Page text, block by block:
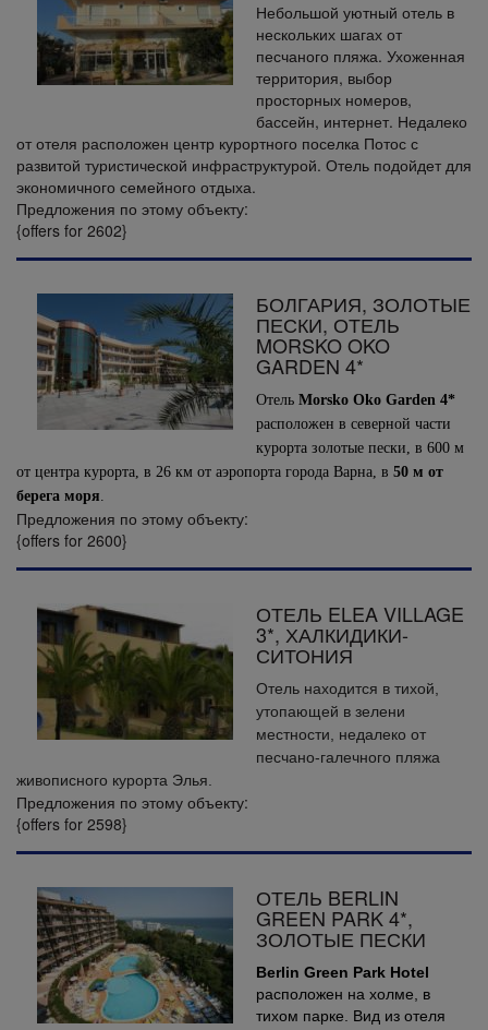
Небольшой уютный отель в
нескольких шагах от
песчаного пляжа. Ухоженная
территория, выбор
просторных номеров,
бассейн, интернет. Недалеко
от отеля расположен центр курортного поселка Потос с
развитой туристической инфраструктурой. Отель подойдет для
экономичного семейного отдыха.
Предложения по этому объекту:
{offers for 2602}
БОЛГАРИЯ, ЗОЛОТЫЕ
ПЕСКИ, ОТЕЛЬ
MORSKO OKO
GARDEN 4*
Отель Morsko Оko Garden 4*
расположен в северной части
курорта золотые пески, в 600 м
от центра курорта, в 26 км от аэропорта города Варна, в 50 м от
берега моря.
Предложения по этому объекту:
{offers for 2600}
ОТЕЛЬ ELEA VILLAGE
3*, ХАЛКИДИКИ-
СИТОНИЯ
Отель находится в тихой,
утопающей в зелени
местности, недалеко от
песчано-галечного пляжа
живописного курорта Элья.
Предложения по этому объекту:
{offers for 2598}
ОТЕЛЬ BERLIN
GREEN PARK 4*,
ЗОЛОТЫЕ ПЕСКИ
Berlin Green Park Hotel
расположен на холме, в
тихом парке. Вид из отеля